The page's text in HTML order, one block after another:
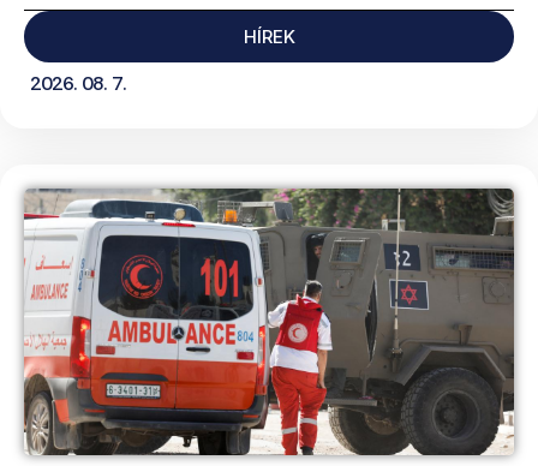
HÍREK
2026. 08. 7.